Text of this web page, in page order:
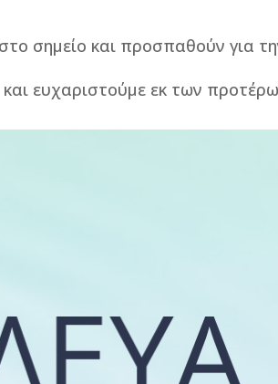
σημείο και προσπαθούν για
ευχαριστούμε εκ των